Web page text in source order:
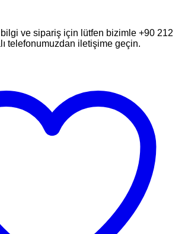
bilgi ve sipariş için lütfen bizimle +90 212
telefonumuzdan iletişime geçin.